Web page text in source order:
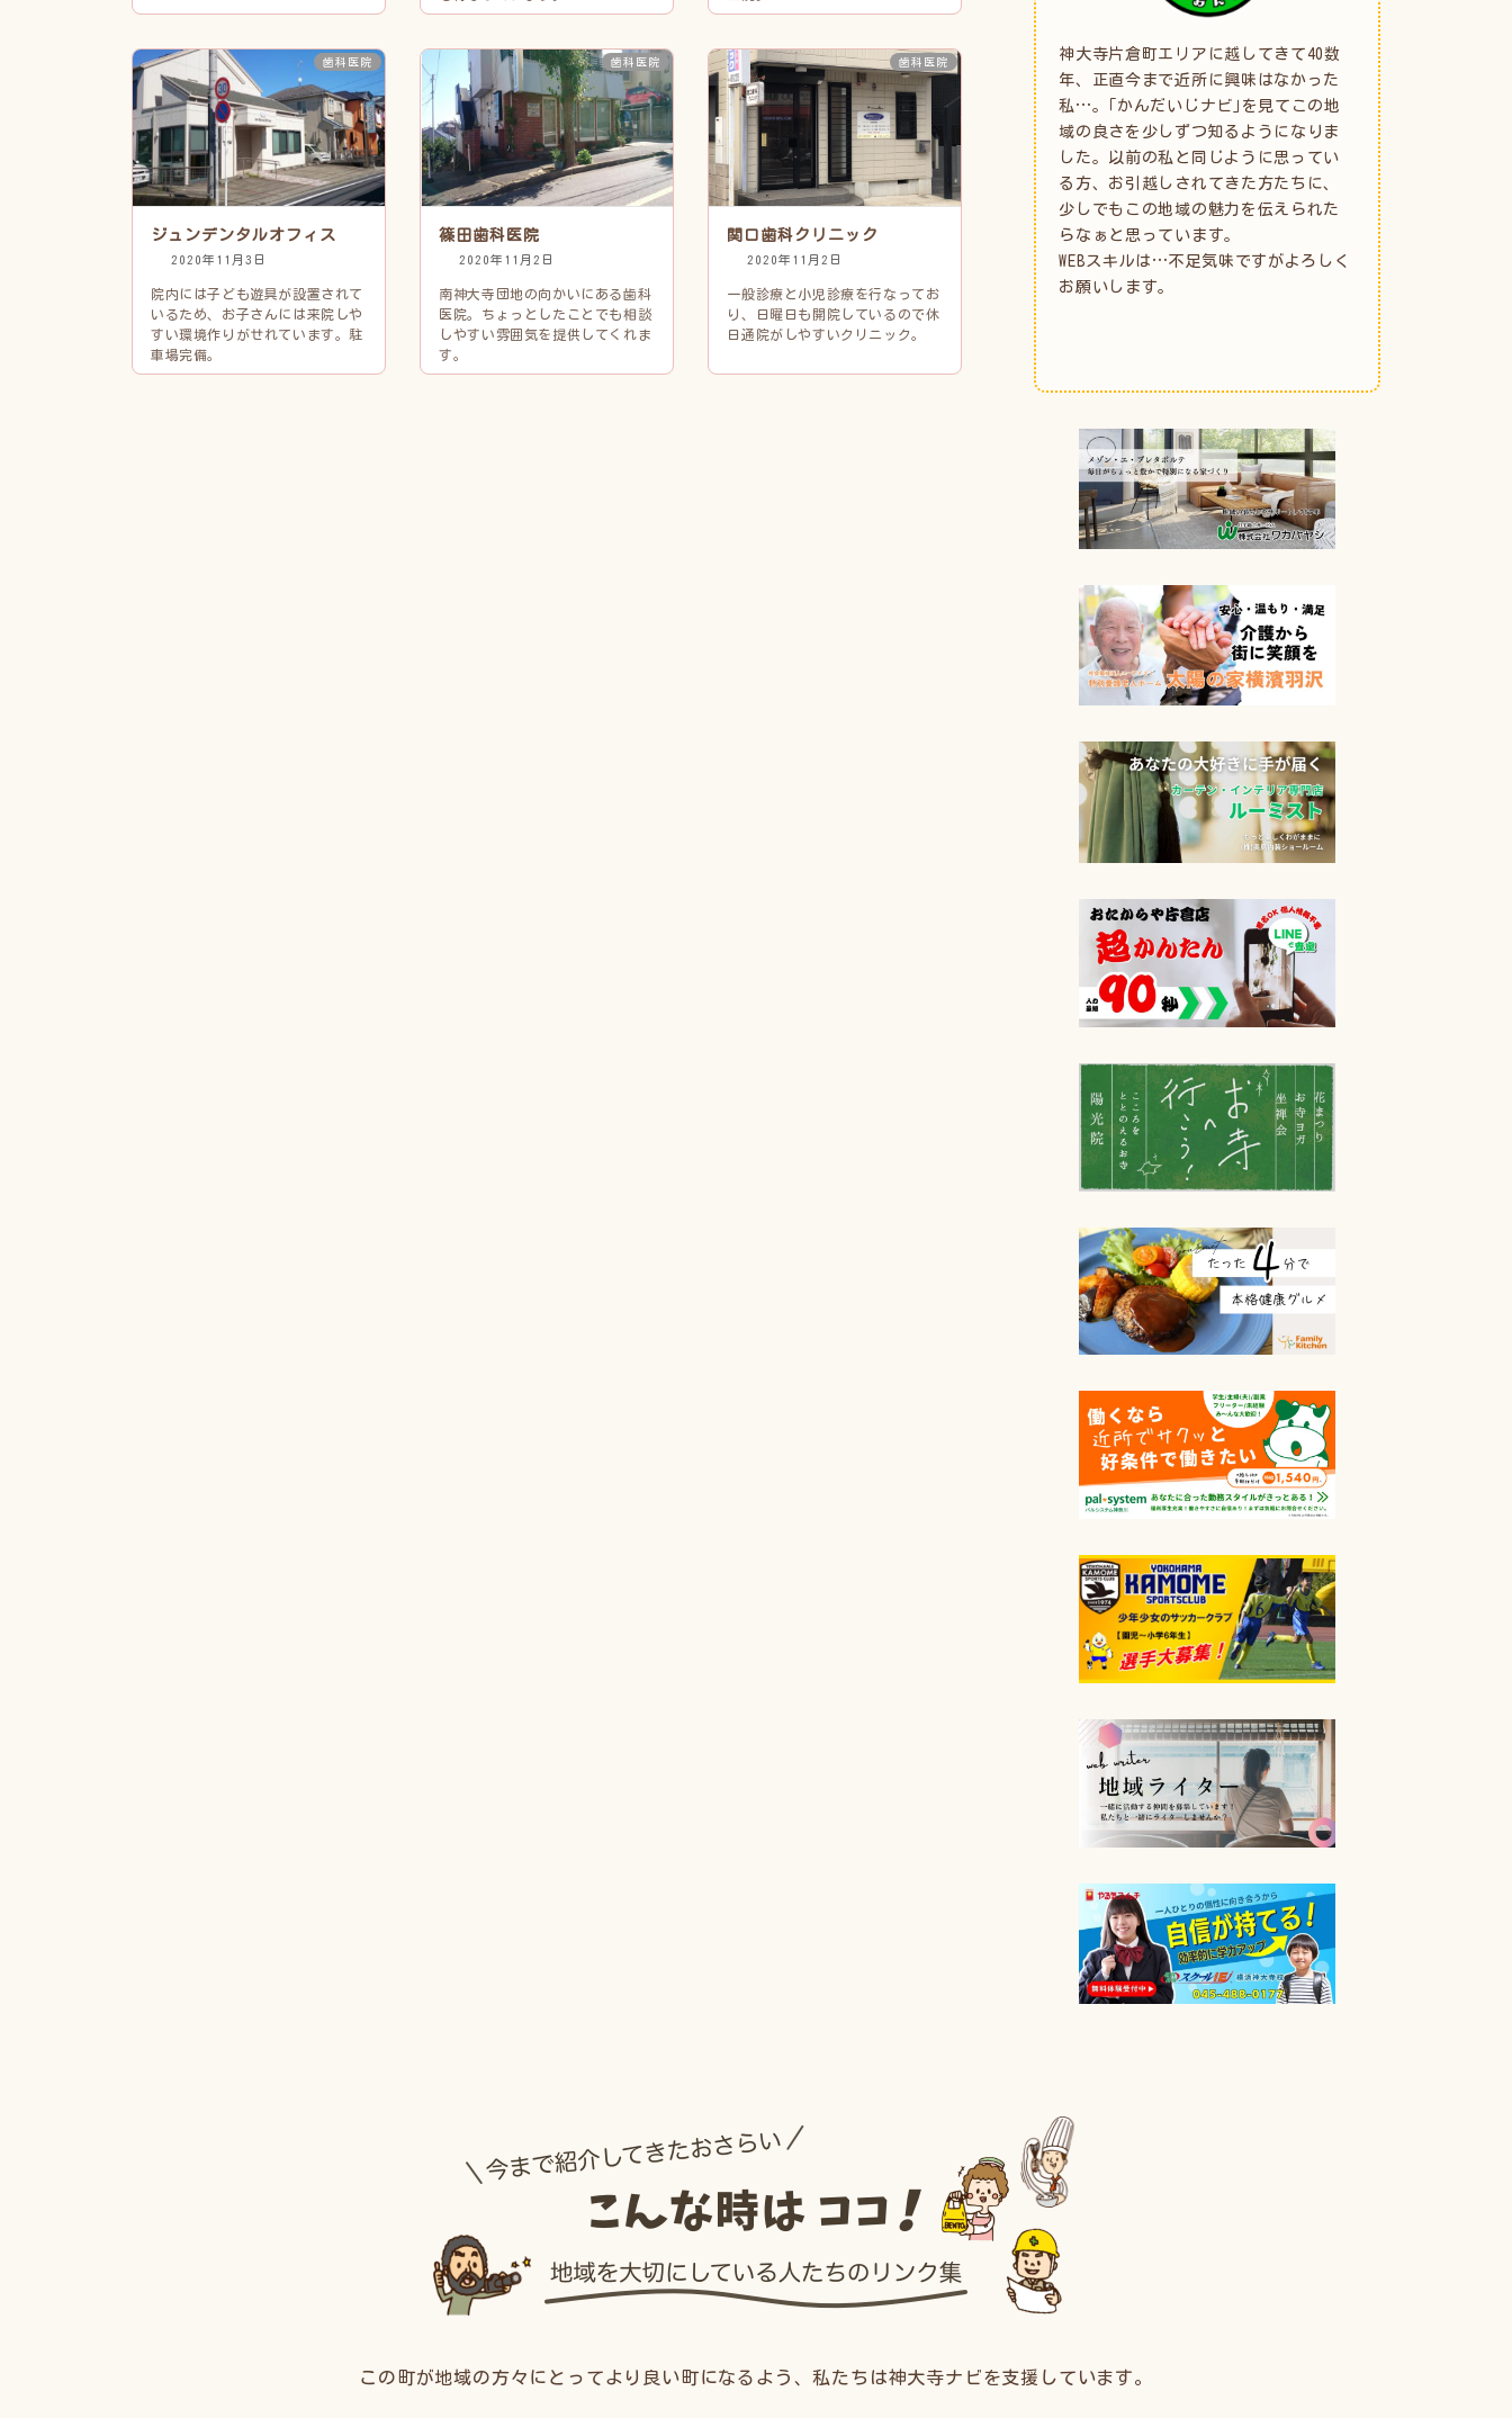
歯科医院
ジュンデンタルオフィス
2020年11月3日
院内には子ども遊具が設置されて
いるため、お子さんには来院しや
すい環境作りがせれています。駐
車場完備。
歯科医院
篠田歯科医院
2020年11月2日
南神大寺団地の向かいにある歯科
医院。ちょっとしたことでも相談
しやすい雰囲気を提供してくれま
す。
歯科医院
関口歯科クリニック
2020年11月2日
一般診療と小児診療を行なってお
り、日曜日も開院しているので休
日通院がしやすいクリニック。
神大寺片倉町エリアに越してきて40数
年、正直今まで近所に興味はなかった
私…。｢かんだいじナビ｣を見てこの地
域の良さを少しずつ知るようになりま
した。以前の私と同じように思ってい
る方、お引越しされてきた方たちに、
少しでもこの地域の魅力を伝えられた
らなぁと思っています。
WEBスキルは…不足気味ですがよろしく
お願いします。
この町が地域の方々にとってより良い町になるよう、私たちは神大寺ナビを支援しています。